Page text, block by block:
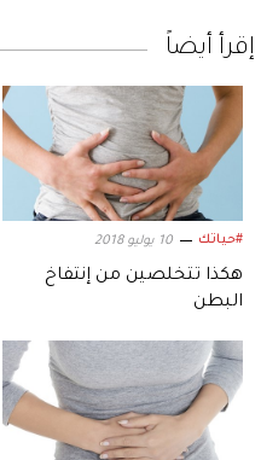
إقرأ أيضاً
#حياتك 10 يوليو 2018
هكذا تتخلصين من إنتفاخ
البطن